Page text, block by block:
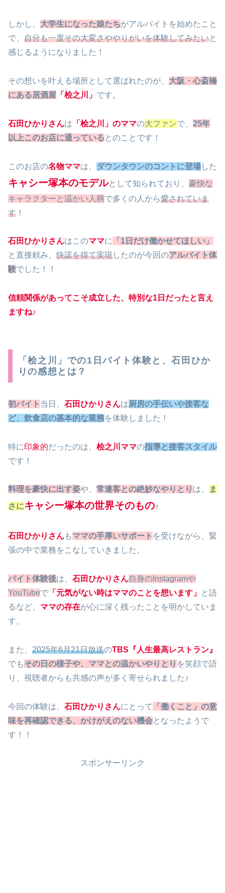
しかし、 大学生になった娘たちがアルバイトを始めたこと
で、 自分も一度その大変さややりがいを体験してみたいと
感じるようになりました！
その想いを叶える場所として選ばれたのが、 大阪・心斎橋
にある居酒屋 「桧之川」 です。
石田ひかりさんは 「桧之川」のママの大ファンで、 25年
以上このお店に通っている とのことです！
このお店の名物ママは、 ダウンタウンのコントに登場した
キャシー塚本のモデルとして知られており、 豪快な
キャラクターと温かい人柄で多くの人から愛されていま
す ！
石田ひかりさんはこのママに
「1日だけ働かせてほしい」
と直接頼み、快諾を得て実現したのが今回のアルバイト体
験でした！！
信頼関係があってこそ成立した、特別な1日だったと言え
ますね♪
「桧之川」での1日バイト体験と、石田ひか
りの感想とは？
初バイト 当日、 石田ひかりさんは厨房の手伝いや接客な
ど、飲食店の基本的な業務を体験しました！
特に印象的だったのは、 桧之川ママの指導と接客スタイル
です！
料理を豪快に出す姿や、 常連客との絶妙なやりとり は、
ま
さにキャシー塚本の世界そのもの♪
石田ひかりさんもママの手厚いサポート を受けながら、緊
張の中で業務をこなしていきました。
バイト体験後は、 石田ひかりさん自身のInstagramや
YouTubeで 「元気がない時はママのことを想います」
と語
るなど、 ママの存在が心に深く残ったことを明かしていま
す。
また、 2025年6月21日放送のTBS『人生最高レストラン』
でもその日の様子や、ママとの温かいやりとり を笑顔で語
り、視聴者からも共感の声が多く寄せられました♪
今回の体験は、 石田ひかりさんにとって
「働くこと」の意
味を再確認できる、かけがえのない機会となったようで
す！！
スポンサーリンク